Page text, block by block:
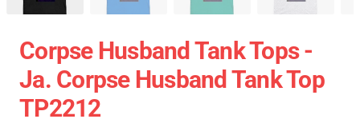
Corpse Husband Tank Tops -
Ja. Corpse Husband Tank Top
TP2212